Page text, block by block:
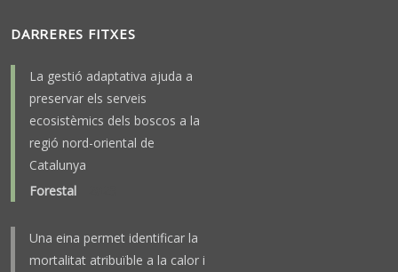
DARRERES FITXES
La gestió adaptativa ajuda a
preservar els serveis
ecosistèmics dels boscos a la
regió nord-oriental de
Catalunya
Forestal
Una eina permet identificar la
mortalitat atribuïble a la calor i